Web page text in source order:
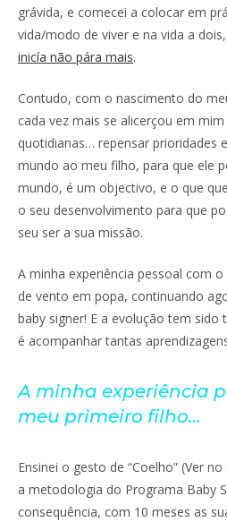
grávida, e comecei a colocar em
vida/modo de viver e na vida a
inicía não pára mais.
Contudo, com o nascimento do
cada vez mais se alicerçou em
quotidianas… repensar prioridades
mundo ao meu filho, para que ele
mundo, é um objectivo, e o que
o seu desenvolvimento para que
seu ser a sua missão.
A minha experiência pessoal com
de vento em popa, continuando
baby signer! E a evolução tem sido
é acompanhar tantas
A minha experiência
meu primeiro filho…
Ensinei o gesto de “Coelho” (Ver
a metodologia do Programa Baby
consequência, com 10 meses as